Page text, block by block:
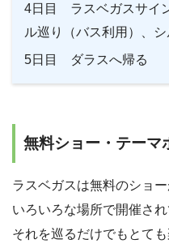
4日目 ラスベガスサイ
ル巡り（バス利用）、
5日目 ダラスへ帰る
無料ショー・テーマ
ラスベガスは無料のショー
いろいろな場所で開催され
それを巡るだけでもとても